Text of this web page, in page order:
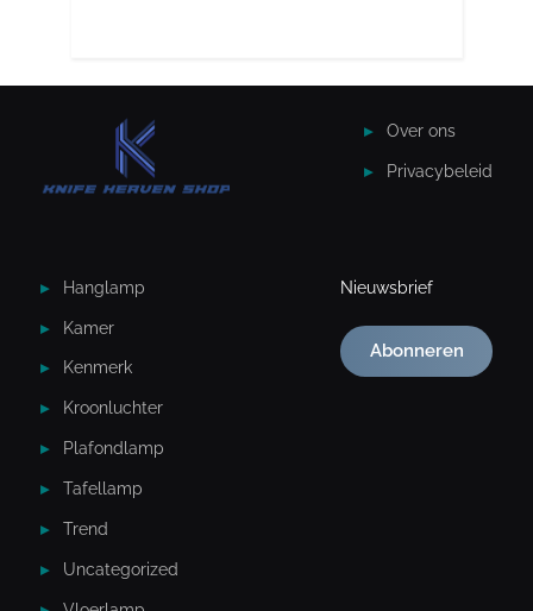
Over ons
Privacybeleid
Hanglamp
Kamer
Kenmerk
Kroonluchter
Plafondlamp
Tafellamp
Trend
Uncategorized
Nieuwsbrief
Abonneren